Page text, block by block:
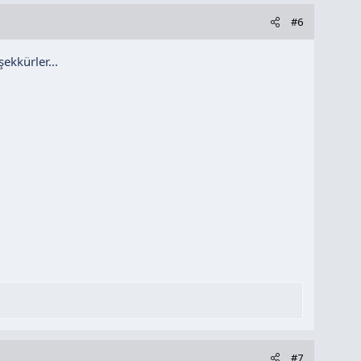
#6
#7